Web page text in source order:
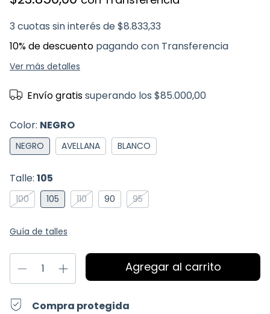
3 cuotas sin interés de$8.833,33
10% de descuento pagando con Transferencia
Ver más detalles
Envío gratissuperando los$85.000,00
Color: NEGRO
NEGRO AVELLANA BLANCO
Talle: 105
100 105 110 90 95
Guía de talles
Compra protegida